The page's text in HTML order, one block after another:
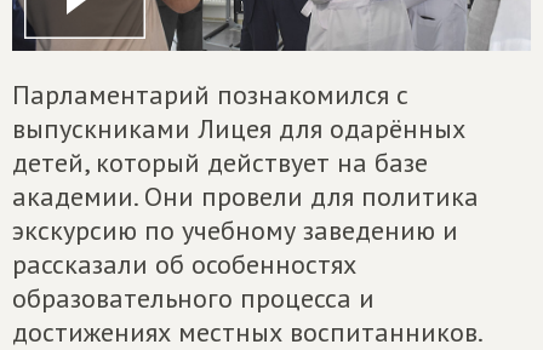
Парламентарий познакомился с
выпускниками Лицея для одарённых
детей, который действует на базе
академии. Они провели для политика
экскурсию по учебному заведению и
рассказали об особенностях
образовательного процесса и
достижениях местных воспитанников.